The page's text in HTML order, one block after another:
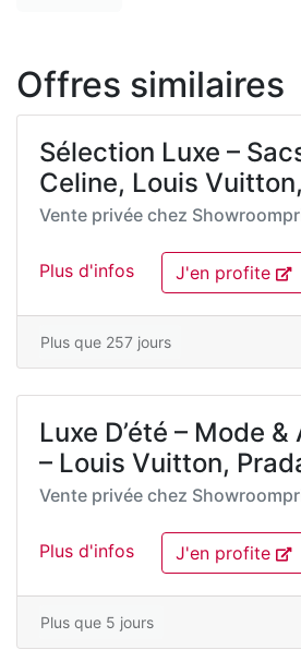
Offres similaires
Sélection Luxe –
Celine, Louis
Vente privée chez
Plus d'infos J'en profite
Plus que 257 jours
Luxe D’été – Mode
– Louis Vuitton,
Vente privée chez
Plus d'infos J'en profite
Plus que 5 jours